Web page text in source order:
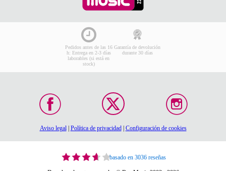
Pedidos antes de las 16
h: Entrega en 2-3 días
laborables (si está en
stock)
Garantía de devolución
durante 30 días
Aviso legal| Política de privacidad| Configuración de cookies
basado en 3036 reseñas